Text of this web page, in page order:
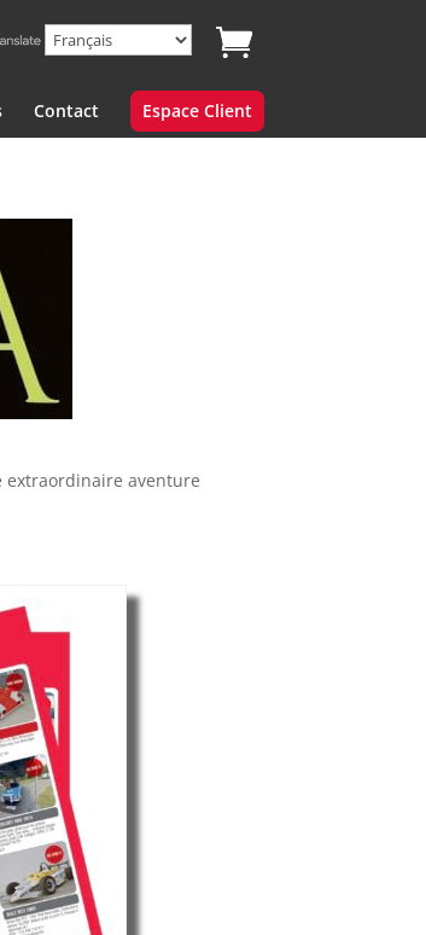
Contact Espace Client
extraordinaire aventure